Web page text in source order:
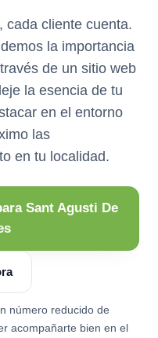
cada cliente cuenta.
la importancia
de un sitio web
la esencia de tu
en el entorno
las
en tu localidad.
Sant Agusti De
número reducido de
acompañarte bien en el